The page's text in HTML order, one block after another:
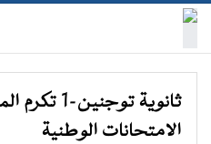
ثانوية
الامتحانات الوطنية